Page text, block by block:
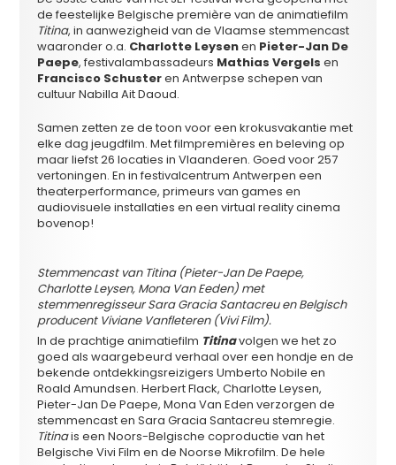
de feestelijke Belgische première van de animatiefilm
Titina, in aanwezigheid van de Vlaamse stemmencast
waaronder o.a. Charlotte Leysenen Pieter-Jan De
Paepe, festivalambassadeurs Mathias Vergels en
Francisco Schusteren Antwerpse schepen van
cultuur Nabilla Ait Daoud.
Samen zetten ze de toon voor een krokusvakantie met
elke dag jeugdfilm. Met filmpremières en beleving op
maar liefst 26 locaties in Vlaanderen. Goed voor 257
vertoningen. En in festivalcentrum Antwerpen een
theaterperformance, primeurs van games en
audiovisuele installaties en een virtual reality cinema
bovenop!
Stemmencast van Titina(Pieter-Jan De Paepe,
Charlotte Leysen, Mona Van Eeden) met
stemmenregisseur Sara Gracia Santacreu en Belgisch
producent Viviane Vanfleteren (Vivi Film).
In de prachtige animatiefilm Titinavolgen we het zo
goed als waargebeurd verhaal over een hondje en de
bekende ontdekkingsreizigers Umberto Nobile en
Roald Amundsen. Herbert Flack, Charlotte Leysen,
Pieter-Jan De Paepe, Mona Van Eden verzorgen de
stemmencast en Sara Gracia Santacreu stemregie.
Titinais een Noors-Belgische coproductie van het
Belgische Vivi Film en de Noorse Mikrofilm. De hele